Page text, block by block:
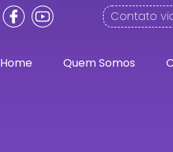
Contato
Home Quem Somos